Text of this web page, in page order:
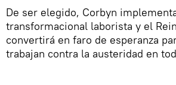
De ser elegido, Corbyn
transformacional laborista y el
convertirá en faro de esperanza
trabajan contra la austeridad en